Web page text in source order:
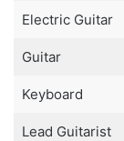
Electric Guitar
Guitar
Keyboard
Lead Guitarist